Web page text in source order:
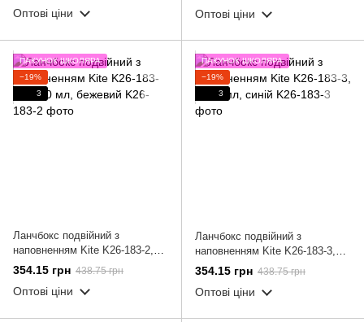
Оптові ціни Оптові ціни
ПАКУНОК ШКОЛЯРА
−19%
3
Ланчбокс подвійний з
наповненням Kite K26-183-2,
1400 мл, бежевий
354.15 грн 438.75 грн
Оптові ціни
ПАКУНОК ШКОЛЯРА
−19%
3
Ланчбокс подвійний з
наповненням Kite K26-183-3,
1400 мл, синій
354.15 грн 438.75 грн
Оптові ціни